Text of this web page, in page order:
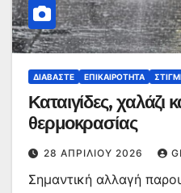
ΔΙΑΒΆΣΤΕ ΕΠΙΚΑΙΡΌΤΗΤΑ
Καταιγίδες, χαλάζι
θερμοκρασίας
28 ΑΠΡΙΛΊΟΥ 2026
Σημαντική αλλαγή